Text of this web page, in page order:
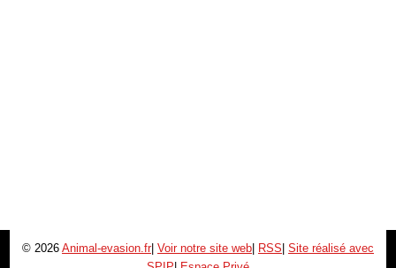
© 2026 Animal-evasion.fr| Voir notre site web RSS Site réalisé avec